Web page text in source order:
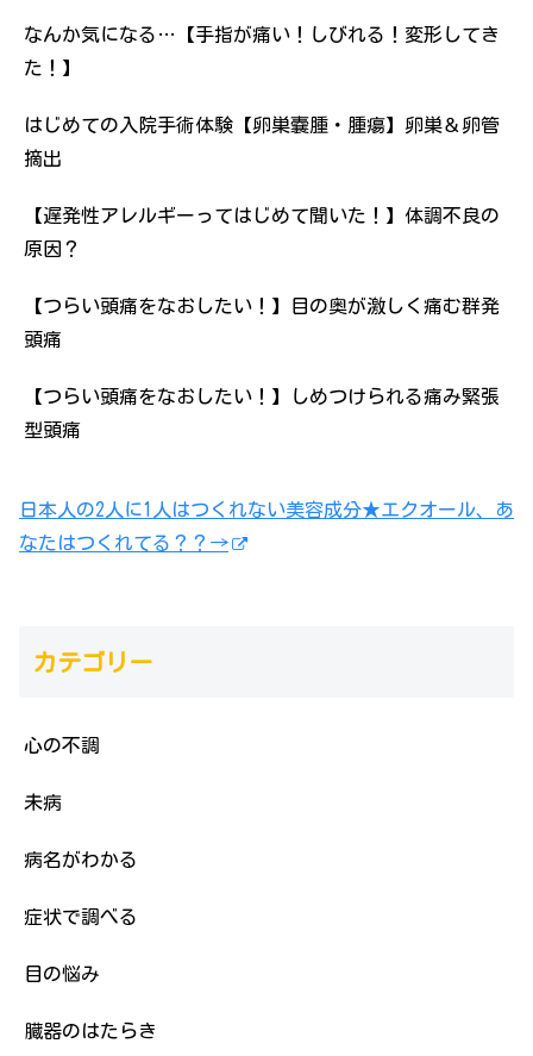
なんか気になる…【手指が痛い！しびれる！変形してき
た！】
はじめての入院手術体験【卵巣嚢腫・腫瘍】卵巣＆卵管
摘出
【遅発性アレルギーってはじめて聞いた！】体調不良の
原因？
【つらい頭痛をなおしたい！】目の奥が激しく痛む群発
頭痛
【つらい頭痛をなおしたい！】しめつけられる痛み緊張
型頭痛
日本人の2人に1人はつくれない美容成分★エクオール、あ
なたはつくれてる？？→
カテゴリー
心の不調
未病
病名がわかる
症状で調べる
目の悩み
臓器のはたらき